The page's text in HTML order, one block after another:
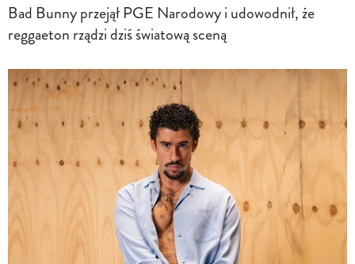
Bad Bunny przejął PGE Narodowy i udowodnił, że
reggaeton rządzi dziś światową sceną